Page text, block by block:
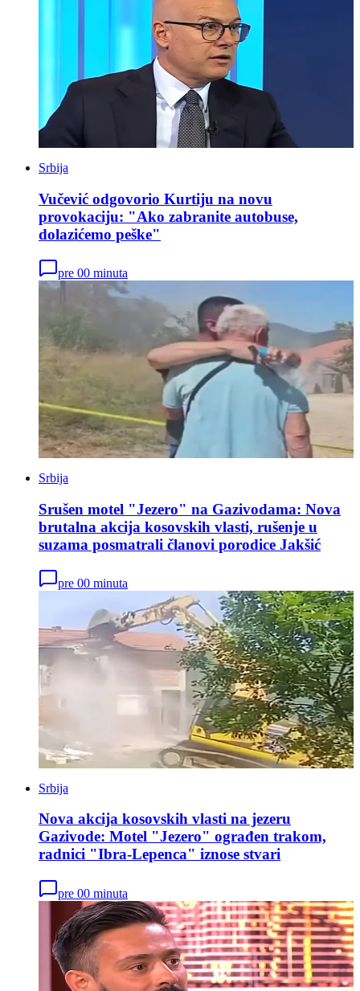
Srbija
Vučević odgovorio Kurtiju na novu
provokaciju: "Ako zabranite autobuse,
dolazićemo peške"
pre 00 minuta
Srbija
Srušen motel "Jezero" na Gazivodama: Nova
brutalna akcija kosovskih vlasti, rušenje u
suzama posmatrali članovi porodice Jakšić
pre 00 minuta
Srbija
Nova akcija kosovskih vlasti na jezeru
Gazivode: Motel "Jezero" ograđen trakom,
radnici "Ibra-Lepenca" iznose stvari
pre 00 minuta